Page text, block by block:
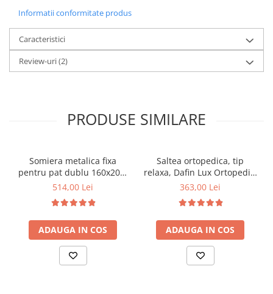
Informatii conformitate produs
Caracteristici
Review-uri(2)
PRODUSE SIMILARE
Somiera metalica fixa
pentru pat dublu 160x200,
6 picioare, 32 lamele lemn
saltea ferm, negru
514,00 Lei
ADAUGA IN COS
Saltea ortopedica, tip
relaxa, Dafin Lux Ortopedic,
90x200x21cm, fermitate
tip Bonell, fata vara-iarna,
sistem de aerisire cu
butoni, Salt Confort
363,00 Lei
ADAUGA IN COS